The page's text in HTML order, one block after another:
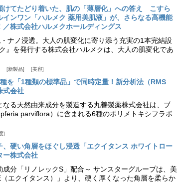
けてたどり着いた、肌の「薄層化」への答え こすら
ンワン「ハルメク 薬用美肌液」が、さらなる高機能
株式会社ハルメクホールディングス
ナノ浸透。大人の肌変化に寄り添う充実の1本完結設
を発行する株式会社ハルメクは、大人の肌変化であ
新製品 美容
を「1種類の標準品」で同時定量！新分析法（RMS
式会社
る天然由来成分を製造する丸善製薬株式会社は、ブ
parviflora）に含まれる6種のポリメトキシフラボ
、硬い角層をほぐし浸透「エクイタンス ホワイトロー
ー株式会社
成分「リノレックS」配合～ サンスターグループは、美
エクイタンス）」より、硬く厚くなった角層を柔らか